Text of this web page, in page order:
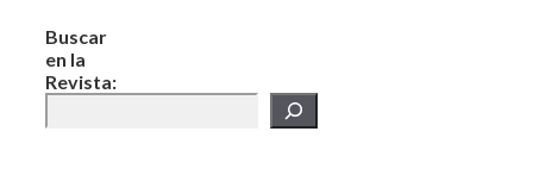
Buscar
en la
Revista: